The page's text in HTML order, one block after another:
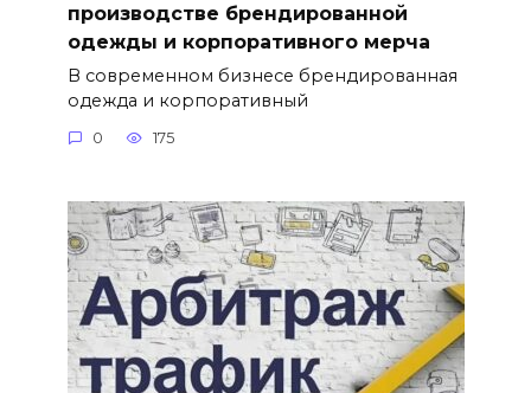
производстве брендированной
одежды и корпоративного мерча
В современном бизнесе брендированная
одежда и корпоративный
0 175